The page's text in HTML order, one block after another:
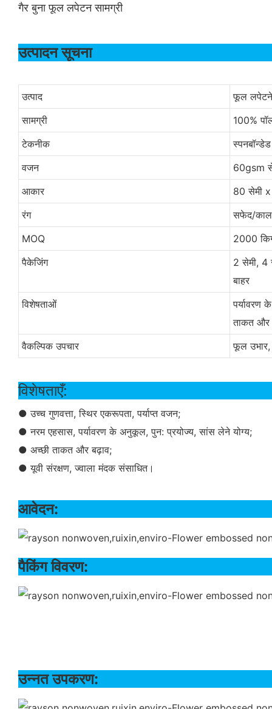
गैर बुना फूल लपेटन सामग्री
उत्पादन
उत्पाद
फूल
सामग्री
100%
टेकनीक
स्पनबॉन्डेड
वजन
60gsm
आकार
80 सेमी
रंग
सफेद/
MOQ
2000
पैकेजिंग
2 सेमी, 4
बाहर
विशेषताओं
पर्यावरण
ताकत और
वैकल्पिक उपचार
फूल उभार,
● उच्च गुणवत्ता, स्थिर एकरूपता, पर्याप्त वजन;
● नरम एहसास, पर्यावरण के अनुकूल, पुन: प्रयोज्य, सांस लेने योग्य;
● अच्छी ताकत और बढ़ाव;
● यूवी संरक्षण, ज्वाला मंदक संसाधित।
आवेदन:
पैकिंग विवरण:
उन्नत उपकरण: